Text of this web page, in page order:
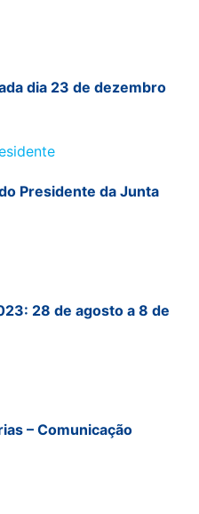
dia 23 de dezembro
Presidente da Junta
28 de agosto a 8 de
– Comunicação